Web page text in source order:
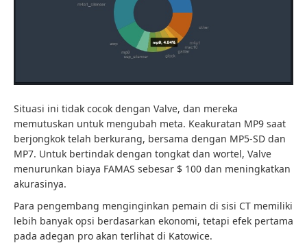
Situasi ini tidak cocok dengan Valve, dan mereka
memutuskan untuk mengubah meta. Keakuratan MP9 saat
berjongkok telah berkurang, bersama dengan MP5-SD dan
MP7. Untuk bertindak dengan tongkat dan wortel, Valve
menurunkan biaya FAMAS sebesar $ 100 dan meningkatkan
akurasinya.
Para pengembang menginginkan pemain di sisi CT memiliki
lebih banyak opsi berdasarkan ekonomi, tetapi efek pertama
pada adegan pro akan terlihat di Katowice.